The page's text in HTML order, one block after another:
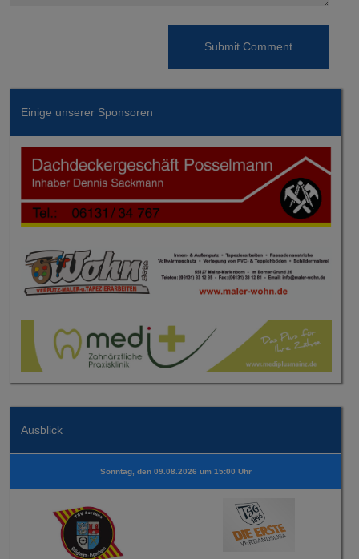
Einige unserer Sponsoren
Ausblick
Sonntag, den 09.08.2026 um 15:00 Uhr